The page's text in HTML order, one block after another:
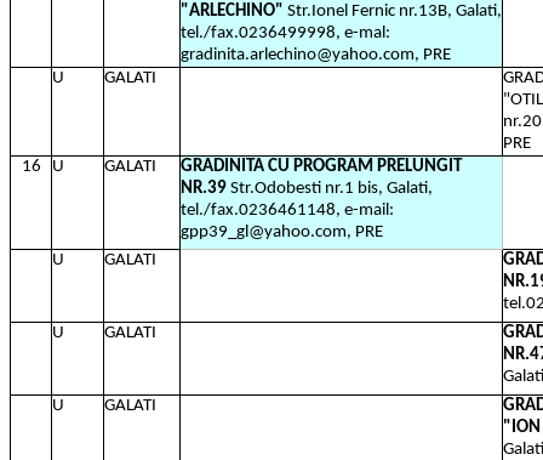
"ARLECHINO" Str.Ionel Fernic nr.13B, Galati,
tel./fax.0236499998, e-mal:
gradinita.arlechino@yahoo.com, PRE
U
GALATI
PRE
16
U GALATI
GRADINITA CU PROGRAM PRELUNGIT
NR.39 Str.Odobesti nr.1 bis, Galati,
tel./fax.0236461148, e-mail:
gpp39_gl@yahoo.com, PRE
U
GALATI
U
GALATI
U
GALATI
"ION